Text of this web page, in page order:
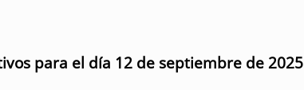
para el día 12 de septiembre de 2025